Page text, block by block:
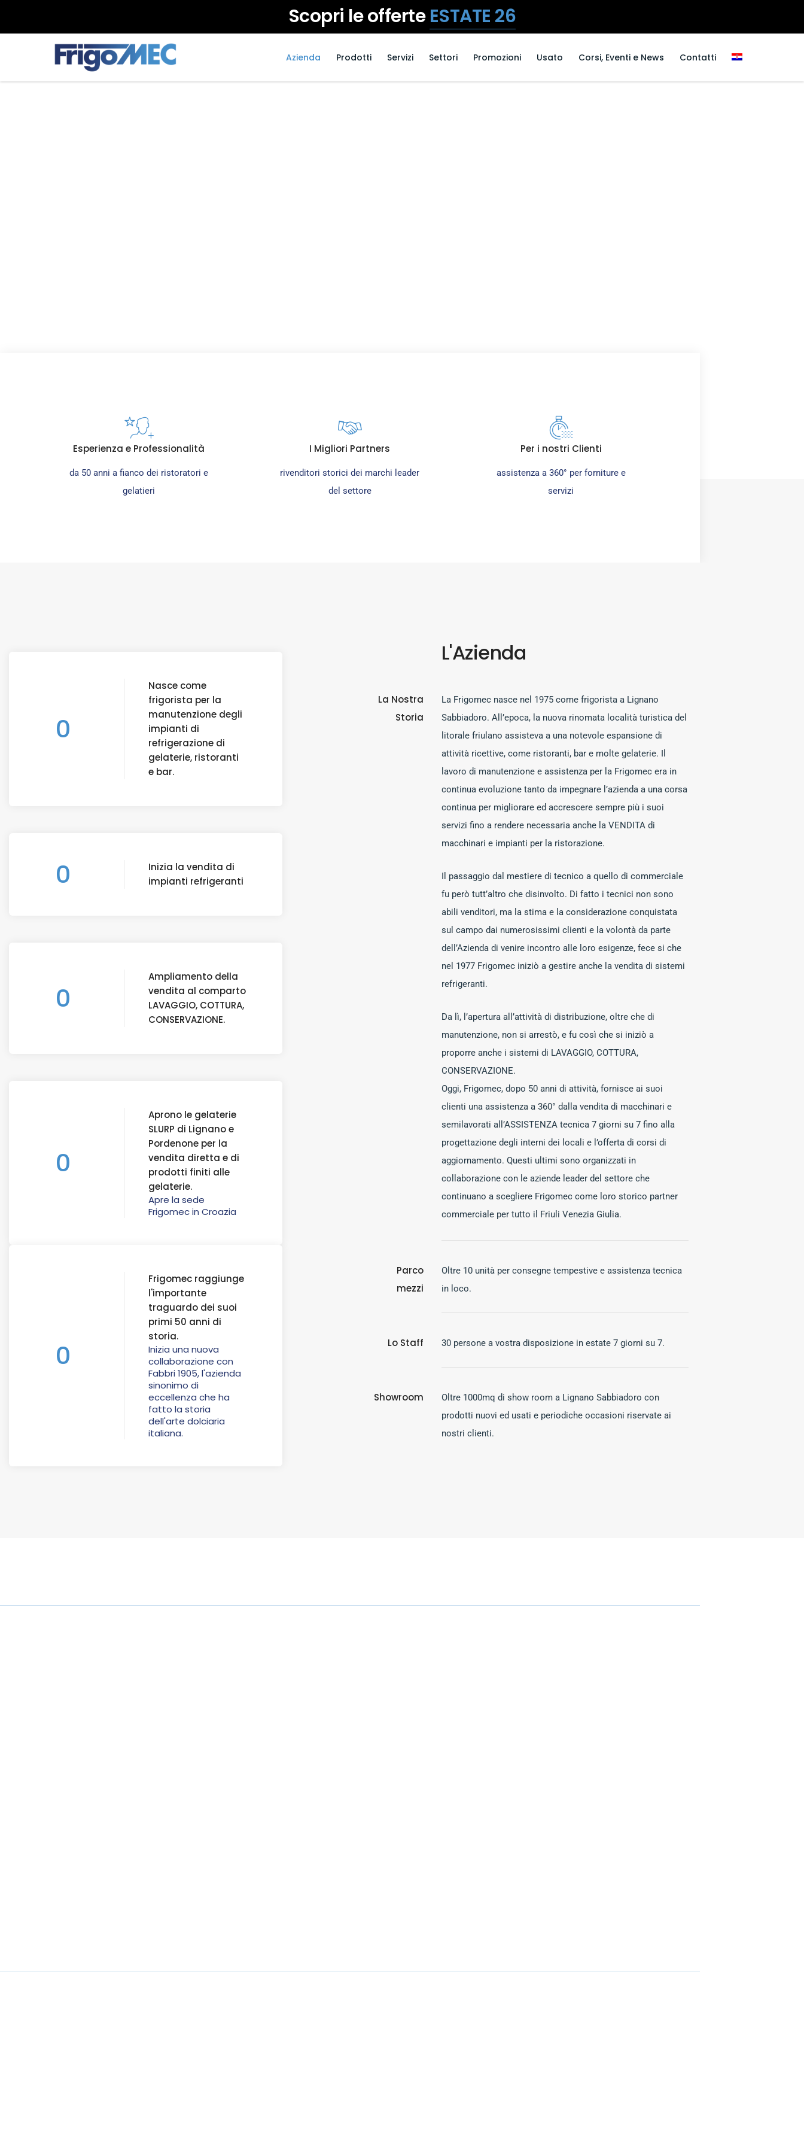
Scopri le offerteESTATE 26
Azienda Prodotti Servizi Settori Promozioni Usato Corsi, Eventi e News Contatti
Esperienza e Professionalità
da 50 anni a fianco dei ristoratori e
gelatieri
I Migliori Partners
rivenditori storici dei marchi leader
del settore
Per i nostri Clienti
assistenza a 360° per forniture e
servizi
0
Nasce come
frigorista per la
manutenzione degli
impianti di
refrigerazione di
gelaterie, ristoranti
e bar.
0
Inizia la vendita di
impianti refrigeranti
0
Ampliamento della
vendita al comparto
LAVAGGIO, COTTURA,
CONSERVAZIONE.
0
Aprono le gelaterie
SLURP di Lignano e
Pordenone per la
vendita diretta e di
prodotti finiti alle
gelaterie.
Apre la sede
Frigomec in Croazia
0
Frigomec raggiunge
l'importante
traguardo dei suoi
primi 50 anni di
storia.
Inizia una nuova
collaborazione con
Fabbri 1905, l'azienda
sinonimo di
eccellenza che ha
fatto la storia
dell'arte dolciaria
italiana.
L'Azienda
La Nostra
Storia
La Frigomec nasce nel 1975 come frigorista a Lignano
Sabbiadoro. All’epoca, la nuova rinomata località turistica del
litorale friulano assisteva a una notevole espansione di
attività ricettive, come ristoranti, bar e molte gelaterie. Il
lavoro di manutenzione e assistenza per la Frigomec era in
continua evoluzione tanto da impegnare l’azienda a una corsa
continua per migliorare ed accrescere sempre più i suoi
servizi fino a rendere necessaria anche la VENDITA di
macchinari e impianti per la ristorazione.
Il passaggio dal mestiere di tecnico a quello di commerciale
fu però tutt’altro che disinvolto. Di fatto i tecnici non sono
abili venditori, ma la stima e la considerazione conquistata
sul campo dai numerosissimi clienti e la volontà da parte
dell’Azienda di venire incontro alle loro esigenze, fece si che
nel 1977 Frigomec iniziò a gestire anche la vendita di sistemi
refrigeranti.
Da lì, l’apertura all’attività di distribuzione, oltre che di
manutenzione, non si arrestò, e fu così che si iniziò a
proporre anche i sistemi di LAVAGGIO, COTTURA,
CONSERVAZIONE.
Oggi, Frigomec, dopo 50 anni di attività, fornisce ai suoi
clienti una assistenza a 360° dalla vendita di macchinari e
semilavorati all’ASSISTENZA tecnica 7 giorni su 7 fino alla
progettazione degli interni dei locali e l’offerta di corsi di
aggiornamento. Questi ultimi sono organizzati in
collaborazione con le aziende leader del settore che
continuano a scegliere Frigomec come loro storico partner
commerciale per tutto il Friuli Venezia Giulia.
Parco
mezzi
Oltre 10 unità per consegne tempestive e assistenza tecnica
in loco.
Lo Staff 30 persone a vostra disposizione in estate 7 giorni su 7.
Showroom
Oltre 1000mq di show room a Lignano Sabbiadoro con
prodotti nuovi ed usati e periodiche occasioni riservate ai
nostri clienti.